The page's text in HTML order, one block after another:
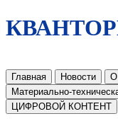
Главная Новости О
Материально-
ЦИФРОВОЙ КОНТЕНТ